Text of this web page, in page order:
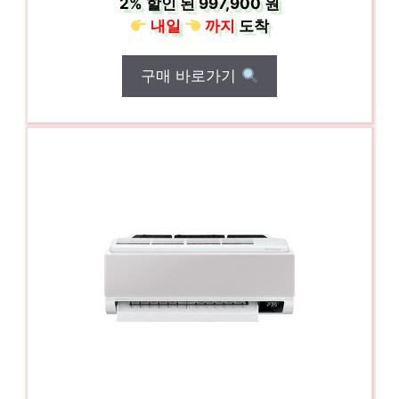
2%할인 된997,900 원
내일
까지도착
구매 바로가기